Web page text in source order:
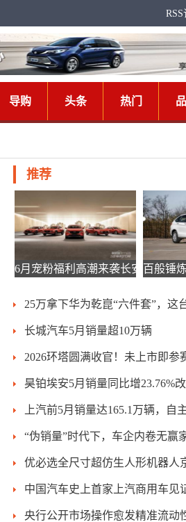
RSS
导购 头条 热门
推荐
6月宠粉福利高潮来袭长安马自
百般锤
25万拿下华为乾崑“六件套”，这
长城汽车5月销量超10万辆
2026环塔圆满收官！未上市即参
昊铂埃安5月销量同比增23.76%
上汽前5月销量达165.1万辆，自
“伪销量”时代下，车企内卷无赢
优必选全尺寸超仿生人形机器人
中国汽车史上首家上汽商用车见
央行公开市场操作愈发精准流动